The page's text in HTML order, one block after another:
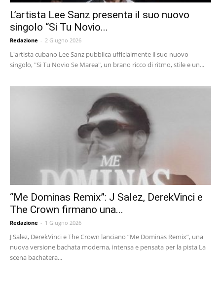
L’artista Lee Sanz presenta il suo nuovo
singolo “Si Tu Novio...
Redazione - 2 Giugno 2026
L'artista cubano Lee Sanz pubblica ufficialmente il suo nuovo
singolo, "Si Tu Novio Se Marea", un brano ricco di ritmo, stile e un...
“Me Dominas Remix”: J Salez, DerekVinci e
The Crown firmano una...
Redazione - 1 Giugno 2026
J Salez, DerekVinci e The Crown lanciano “Me Dominas Remix”, una
nuova versione bachata moderna, intensa e pensata per la pista La
scena bachatera...